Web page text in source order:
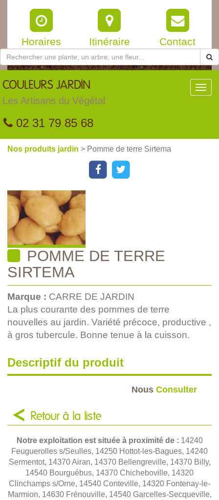
Horaires Itinéraire Contact
COULEURS JARDIN
Les Artisans du Végétal
02 31 79 85 68
Nos produits jardin > Pomme de terre Sirtema
POMME DE TERRE
SIRTEMA
Marque : CARRE DE JARDIN
La plus courante des pommes de terre
nouvelles au jardin. Variété précoce, productive ,
à gros tubercule. Bonne tenue à la cuisson.
Descriptif du produit
Nous Consulter
Retour à la liste
Notre exploitation est située à proximité de : 14240
Feuguerolles s/Seulles, 14250 Hottot-les-Bagues, 14240
Sermentot, 14370 Airan, 14370 Bellengreville, 14370 Billy,
14540 Bourguébus, 14370 Chicheboville, 14320
Clinchamps s/Orne, 14540 Conteville, 14320 Fontenay-le-
Marmion, 14630 Frénouville, 14540 Garcelles-Secqueville,